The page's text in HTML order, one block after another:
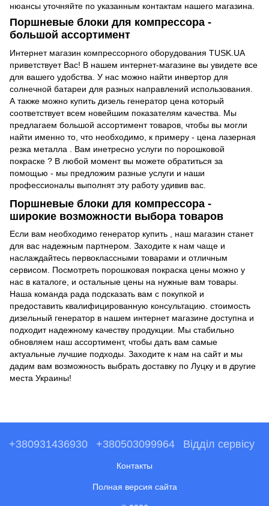
нюансы уточняйте по указанным контактам нашего магазина.
Поршневые блоки для компрессора -
большой ассортимент
Интернет магазин компрессорного оборудования TUSK.UA
приветствует Вас! В нашем интернет-магазине вы увидете все
для вашего удобства. У нас можно найти инвертор для
солнечной батареи для разных направлений использования.
А также можно купить дизель генератор цена который
соответствует всем новейшим показателям качества. Мы
предлагаем большой ассортимент товаров, чтобы вы могли
найти именно то, что необходимо, к примеру - цена лазерная
резка металла . Вам инетресно услуги по порошковой
покраске ? В любой момент вы можете обратиться за
помощью - мы предложим разные услуги и наши
профессионалы выполнят эту работу удивив вас.
Поршневые блоки для компрессора -
широкие возможности выбора товаров
Если вам необходимо генератор купить , наш магазин станет
для вас надежным партнером. Заходите к нам чаще и
наслаждайтесь первоклассными товарами и отличным
сервисом. Посмотреть порошковая покраска цены можно у
нас в каталоге, и остальные цены на нужные вам товары.
Наша команда рада подсказать вам с покупкой и
предоставить квалифицированную консультацию. стоимость
дизельный генератор в нашем интернет магазине доступна и
подходит надежному качеству продукции. Мы стабильно
обновляем наш ассортимент, чтобы дать вам самые
актуальные лучшие подходы. Заходите к нам на сайт и мы
дадим вам возможность выбрать доставку по Луцку и в другие
места Украины!
+380931436930 +380503099964 Відділ сервісу
Контакты
Полная версия сайта